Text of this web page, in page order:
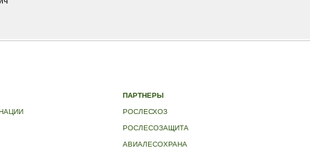
ПАРТНЕРЫ
РОСЛЕСХОЗ
РОСЛЕСОЗАЩИТА
АВИАЛЕСОХРАНА